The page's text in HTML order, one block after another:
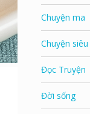
Chuyện ma
Chuyện
Đọc Truyện
Đời sống